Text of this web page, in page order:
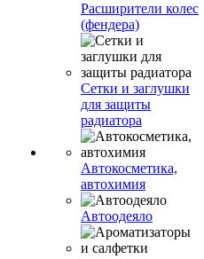
Расширители колес
(фендера)
Сетки и заглушки
для защиты
радиатора
Автокосметика,
автохимия
Автоодеяло